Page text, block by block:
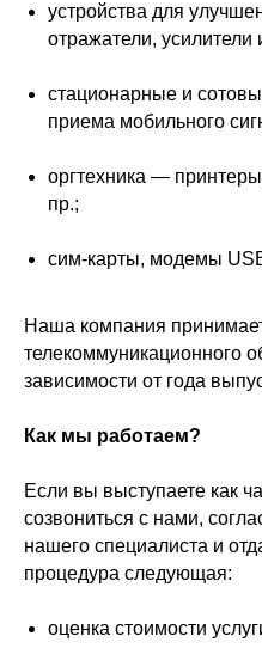
устройства для
отражатели, усилители
стационарные и
приема мобильного
оргтехника —
пр.;
сим-карты, модемы
Наша компания
телекоммуникационного
зависимости от года
Как мы работаем?
Если вы выступаете как
созвониться с нами,
нашего специалиста и
процедура следующая:
оценка стоимости